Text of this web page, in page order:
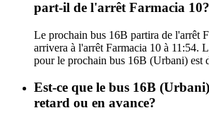
part-il de l'arrêt Farmacia 10?
Le prochain bus 16B partira de l'arrêt
arrivera à l'arrêt Farmacia 10 à 11:54.
pour le prochain bus 16B (Urbani) est
Est-ce que le bus 16B
retard ou en avance?